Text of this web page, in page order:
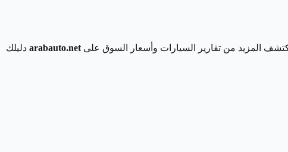
اكتشف المزيد من تقارير السيارات وأسعار السوق على arabauto.net دليلك